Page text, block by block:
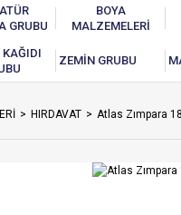
GRUBU
BOYA
MALZEMELERİ
KAĞIDI
ZEMİN GRUBU
HIRDAVAT Atlas Zımpara